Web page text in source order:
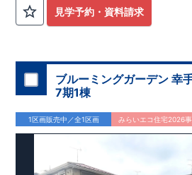
穏やかな住宅街に位置し、 徒歩
分にカインズモールがあり
■周辺の買物施設 セブンイレブン 徒
歩10 ピアシティ大利根 徒歩9 分
分ほか
■可変型プランの主寝室 将来、間仕切り壁
で、 ＋1室として使える可変型プラン
住宅設備のポイント
見学予約・資料請求
ブルーミングガーデン 幸
7期1棟
1区画販売中／全1区画 みらいエコ住宅2026